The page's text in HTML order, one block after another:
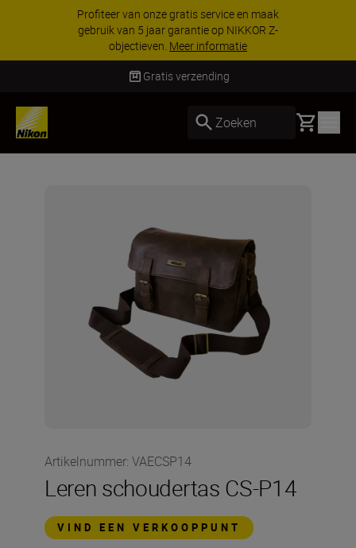
Profiteer van onze gratis service en maak
gebruik van 5 jaar garantie op NIKKOR Z-
objectieven. Meer informatie
Gratis verzending
Zoeken Basket
Artikelnummer: VAECSP14
Leren schoudertas CS-P14
VIND EEN VERKOOPPUNT